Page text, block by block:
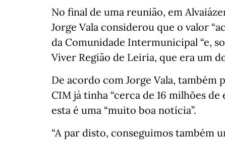
No final de uma reunião, em
Jorge Vala considerou que o valor
da Comunidade Intermunicipal “e,
Viver Região de Leiria, que era um
De acordo com Jorge Vala, também
CIM já tinha “cerca de 16 milhões
esta é uma “muito boa notícia”.
“A par disto, conseguimos também